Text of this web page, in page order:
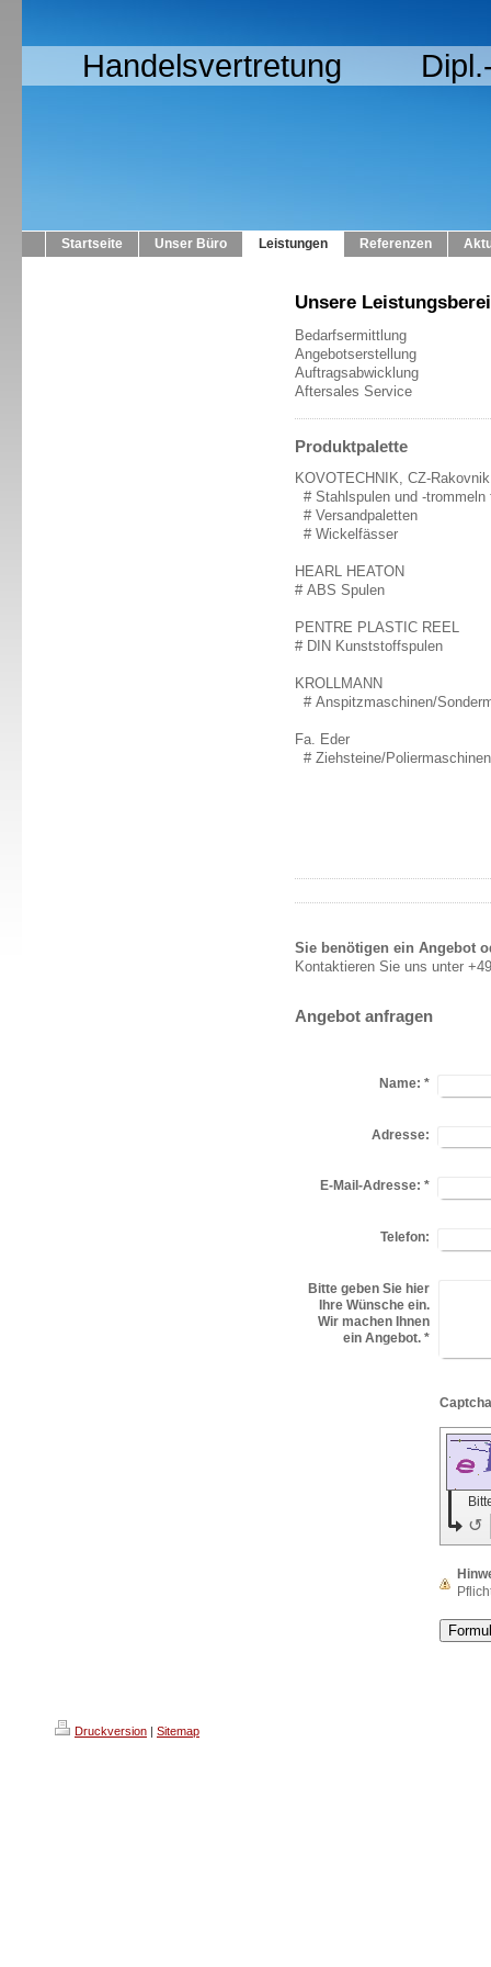
Handelsvertretung Dipl.-
Startseite Unser Büro Leistungen Referenzen
Unsere
Bedarfsermittlung
Angebotserstellung
Auftragsabwicklung
Aftersales Service
Produktpalette
KOVOTECHNIK, CZ-Rakovnik
# Stahlspulen und -
# Versandpaletten
# Wickelfässer
HEARL HEATON
# ABS Spulen
PENTRE PLASTIC REEL
# DIN Kunststoffspulen
KROLLMANN
# Anspitzmaschinen/
Fa. Eder
# Ziehsteine/Poliermaschinen
Sie benötigen ein Angebot
Kontaktieren Sie uns unter
Angebot anfragen
Name: *
Adresse:
E-Mail-Adresse: *
Telefon:
Bitte geben Sie hier
Ihre Wünsche ein.
Wir machen Ihnen
ein Angebot. *
↺
Druckversion | Sitemap